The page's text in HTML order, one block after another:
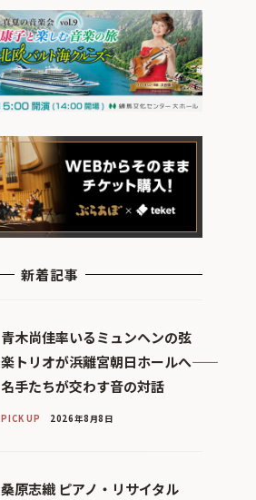
新着記事
青木尚佳率いるミュンヘンの弦
楽トリオが浜離宮朝日ホールへ――
名手たちが交わす音の対話
PICK UP 2026年8月8日
桑原志織 ピアノ・リサイタル